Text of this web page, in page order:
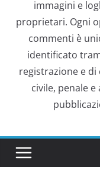
immagini e
proprietari. Ogni
commenti è
identificato
registrazione e di
civile, penale